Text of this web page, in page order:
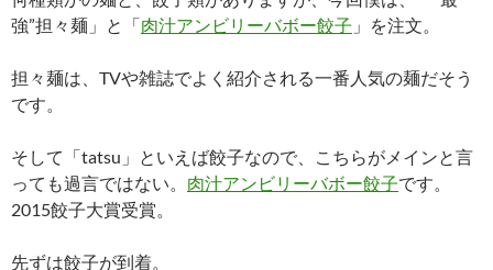
強”担々麺」と「肉汁アンビリーバボー餃子 」を注文。
担々麺は、TVや雑誌でよく紹介される一番人気の麺だそう
です。
そして「tatsu」といえば餃子なので、こちらがメインと言
っても過言ではない。 肉汁アンビリーバボー餃子です。
2015餃子大賞受賞。
先ずは餃子が到着。